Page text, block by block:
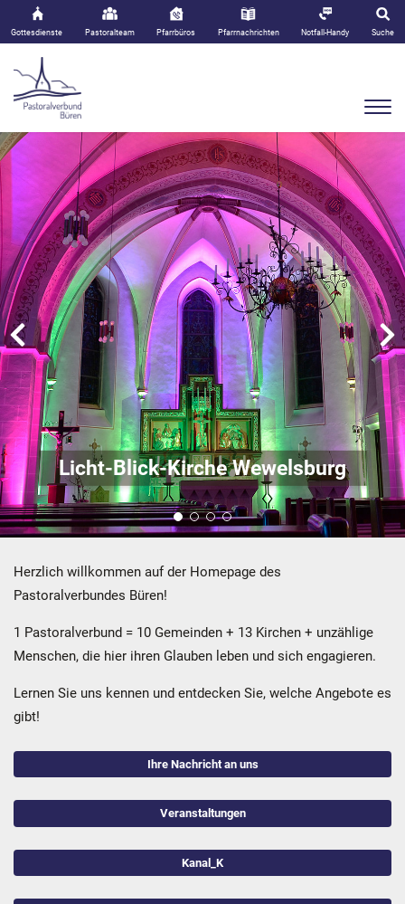
Gottesdienste Pastoralteam Pfarrbüros Pfarrnachrichten Notfall-Handy Suche
Licht-Blick-Kirche Wewelsburg
Herzlich willkommen auf der Homepage des
Pastoralverbundes Büren!
1 Pastoralverbund = 10 Gemeinden + 13 Kirchen + unzählige
Menschen, die hier ihren Glauben leben und sich engagieren.
Lernen Sie uns kennen und entdecken Sie, welche Angebote es
gibt!
Ihre Nachricht an uns
Veranstaltungen
Kanal_K